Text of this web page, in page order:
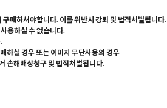
매하셔야합니다. 이를 위반시 강퇴 및 법적처벌됩니다.
용하실 수 없습니다.
하실 경우 또는 이미지 무단사용의 경우
손해배상청구 및 법적처벌됩니다.